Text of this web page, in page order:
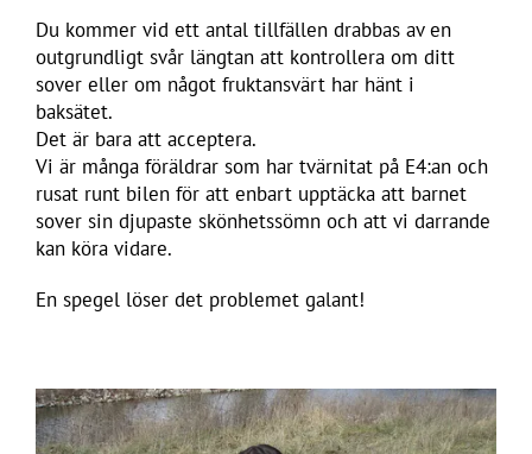
Du kommer vid ett antal tillfällen drabbas av en
outgrundligt svår längtan att kontrollera om ditt
sover eller om något fruktansvärt har hänt i
baksätet.
Det är bara att acceptera.
Vi är många föräldrar som har tvärnitat på E4:an och
rusat runt bilen för att enbart upptäcka att barnet
sover sin djupaste skönhetssömn och att vi darrande
kan köra vidare.
En spegel löser det problemet galant!